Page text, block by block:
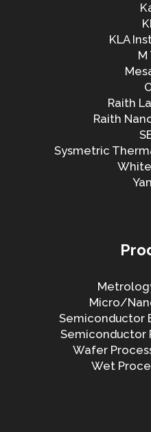
KLA
M
Raith
Raith
Sysmetric
Micro/
Semiconductor
Semiconductor
Wafer
Wet